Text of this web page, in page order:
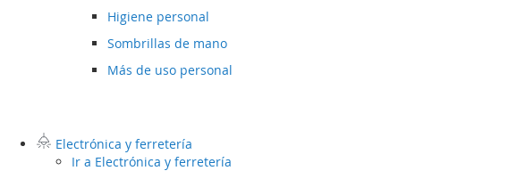
Higiene personal
Sombrillas de mano
Más de uso personal
Electrónica y ferretería
Ir a Electrónica y ferretería